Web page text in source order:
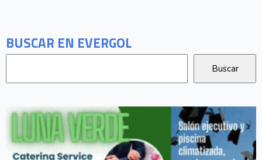
BUSCAR EN EVERGOL